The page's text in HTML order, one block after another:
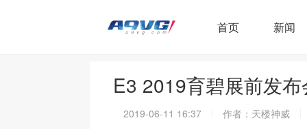
首页 新闻
E3 2019育碧展前发
2019-06-11 16:37 作者：天楼神威